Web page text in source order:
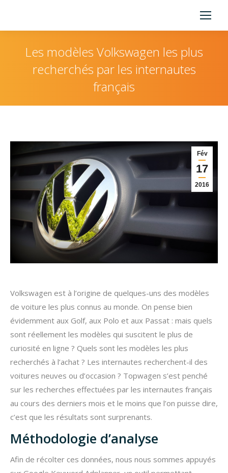
Les modèles Volkswagen les plus
recherchés par les internautes
français
Fév
17
2016
Volkswagen est à l’origine de quelques-uns des modèles
de voiture les plus connus au monde. On pense bien
évidemment aux Golf, aux Polo et aux Passat : mais quels
sont réellement les modèles qui suscitent le plus de
curiosité en ligne ? Quels sont les modèles les plus
recherchés à l’achat ? Les internautes recherchent-il des
voitures neuves ou d’occasion ? Topwagen s’est penché
sur les recherches effectuées par les internautes français
au cours des derniers mois et le moins que l’on puisse dire,
c’est que les résultats sont surprenants.
Méthodologie d’analyse
Afin de récolter ces données, nous nous sommes appuyés